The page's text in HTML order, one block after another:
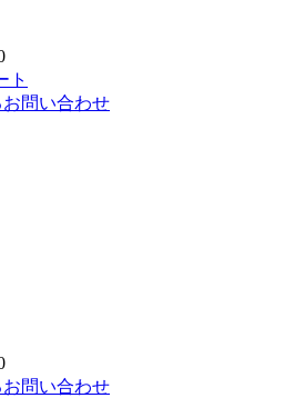
問い合わせ
問い合わせ